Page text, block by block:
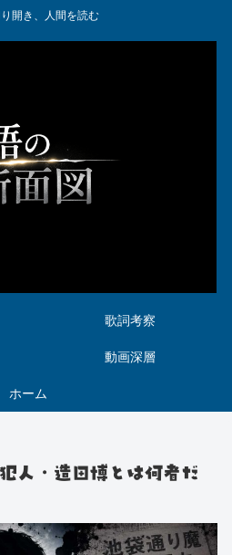
開き、人間を読む
歌詞考察
動画深層
ホーム
人・造田博とは何者だ